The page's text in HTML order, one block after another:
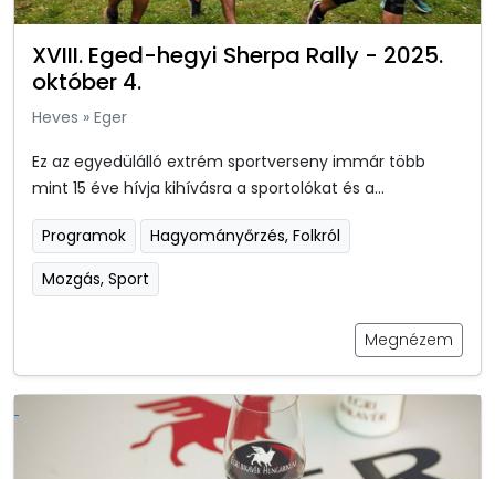
XVIII. Eged-hegyi Sherpa Rally - 2025.
október 4.
Heves » Eger
Ez az egyedülálló extrém sportverseny immár több
mint 15 éve hívja kihívásra a sportolókat és a...
Programok
Hagyományőrzés, Folkról
Mozgás, Sport
Megnézem